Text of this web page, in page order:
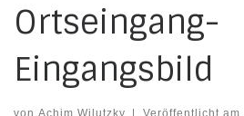
Ortseingang-
Eingangsbild
von Achim Wilutzky | Veröffentlicht am